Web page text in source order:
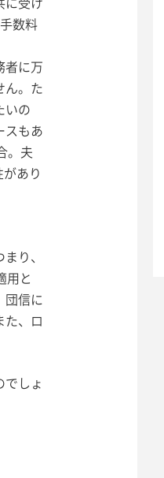
に受け
数料
者に万
ん。た
いの
スもあ
。夫
あり
り、
用と
団信に
た、ロ
でしょ